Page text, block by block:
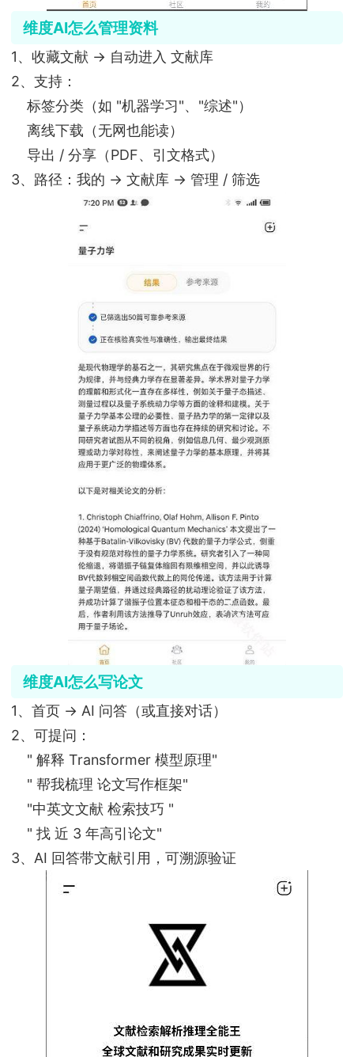
维度AI怎么管理资料
1、收藏文献 → 自动进入 文献库
2、支持：
标签分类（如 "机器学习"、"综述"）
离线下载（无网也能读）
导出 / 分享（PDF、引文格式）
3、路径：我的 → 文献库 → 管理 / 筛选
维度AI怎么写论文
1、首页 → AI 问答（或直接对话）
2、可提问：
" 解释 Transformer 模型原理"
" 帮我梳理 论文写作框架"
"中英文文献 检索技巧 "
" 找 近 3 年高引论文"
3、AI 回答带文献引用，可溯源验证